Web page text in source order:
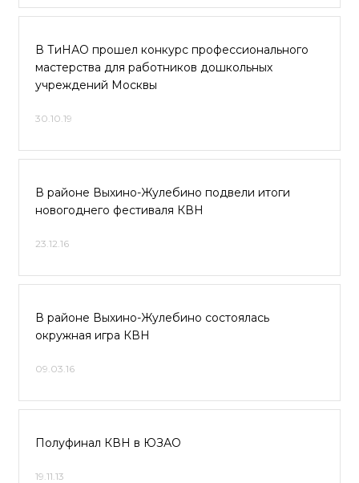
В ТиНАО прошел конкурс профессионального
мастерства для работников дошкольных
учреждений Москвы
30.10.19
В районе Выхино-Жулебино подвели итоги
новогоднего фестиваля КВН
23.12.16
В районе Выхино-Жулебино состоялась
окружная игра КВН
09.03.16
Полуфинал КВН в ЮЗАО
19.11.13